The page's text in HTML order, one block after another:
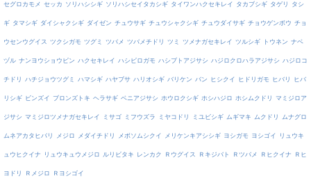
セグロカモメ セッカ ソリハシシギ ソリハシセイタカシギ タイワンハクセキレイ タカブシギ タゲリ タシ
ギ タマシギ ダイシャクシギ ダイゼン チュウサギ チュウシャクシギ チュウダイサギ チョウゲンボウ チョ
ウセンウグイス ツクシガモ ツグミ ツバメ ツバメチドリ ツミ ツメナガセキレイ ツルシギ トウネン ナベ
ヅル ナンヨウショウビン ハクセキレイ ハシビロガモ ハシブトアジサシ ハジロクロハラアジサシ ハジロコ
チドリ ハチジョウツグミ ハマシギ ハヤブサ ハリオシギ バリケン バン ヒシクイ ヒドリガモ ヒバリ ヒバ
リシギ ビンズイ ブロンズトキ ヘラサギ ベニアジサシ ホウロクシギ ホシハジロ ホシムクドリ マミジロア
ジサシ マミジロツメナガセキレイ ミサゴ ミフウズラ ミヤコドリ ミユビシギ ムギマキ ムクドリ ムナグロ
ムネアカタヒバリ メジロ メダイチドリ メボソムシクイ メリケンキアシシギ ヨシガモ ヨシゴイ リュウキ
ュウヒクイナ リュウキュウメジロ ルリビタキ レンカク Ｒウグイス Ｒキジバト Ｒツバメ Ｒヒクイナ Ｒヒ
ヨドリ Ｒメジロ Ｒヨシゴイ